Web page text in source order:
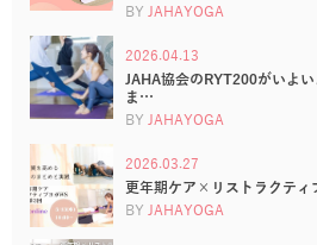
BY JAHAYOGA
2026.04.13
JAHA協会のRYT200がいよ
ま…
BY JAHAYOGA
2026.03.27
更年期ケア×リストラクテ
BY JAHAYOGA